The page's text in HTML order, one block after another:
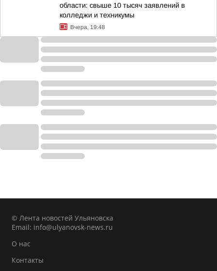
области: свыше 10 тысяч заявлений в
колледжи и техникумы
Вчера, 19:48
© Лента новостей Ульяновска
Email: info@ulyanovsk-news.ru
О нас
Контакты